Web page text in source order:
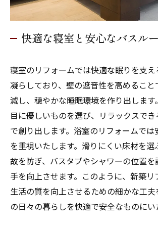
快適な寝室と安心なバスル
寝室のリフォームでは快適な眠りを支
凝らしており、壁の遮音性を高めるこ
減し、穏やかな睡眠環境を作り出します
目に優しいものを選び、リラックスで
で創り出します。浴室のリフォームでは
を重視いたします。滑りにくい床材を
故を防ぎ、バスタブやシャワーの位置
手を向上させます。このように、新築リ
生活の質を向上させるための細かな工
の日々の暮らしを快適で安全なものにい